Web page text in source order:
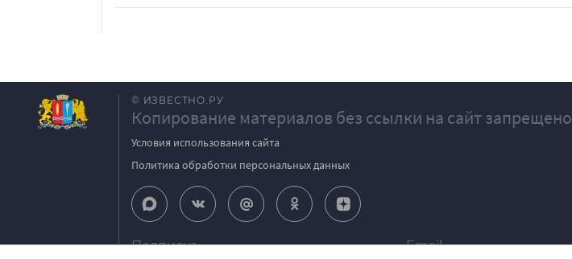
© ИЗВЕСТНО.РУ
Копирование материалов без ссылки на сайт запрещено
Условия использования сайта
Политика обработки персональных данных
Подписка
Email